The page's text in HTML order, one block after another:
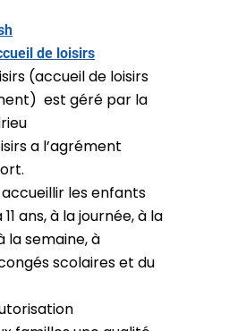
de loisirs
(accueil de loisirs
est géré par la
a l’agrément
les enfants
ans, à la journée, à la
la semaine, à
scolaires et du